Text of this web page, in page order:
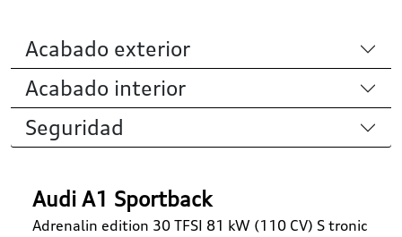
Acabado exterior
Acabado interior
Seguridad
Audi A1 Sportback
Adrenalin edition 30 TFSI 81 kW (110 CV) S tronic